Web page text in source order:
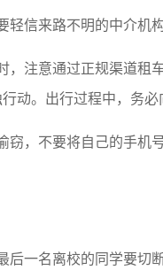
轻信来路不明的中介机
，注意通过正规渠道
动。出行过程中，务必
窃，不要将自己的手
一名离校的同学要切